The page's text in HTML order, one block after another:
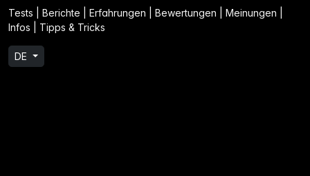
Tests | Berichte | Erfahrungen | Bewertungen | Meinungen |
Infos | Tipps & Tricks
DE